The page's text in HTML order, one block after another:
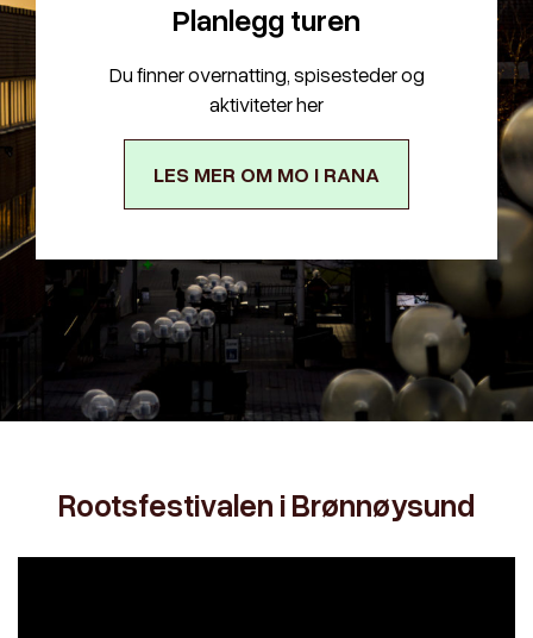
Planlegg turen
Du finner overnatting, spisesteder og
aktiviteter her
LES MER OM MO I RANA
Rootsfestivalen i Brønnøysund